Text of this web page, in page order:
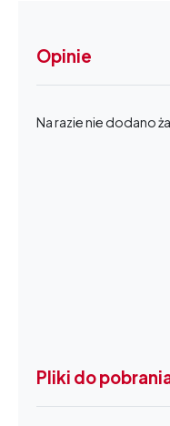
Opinie
Na razie nie dodano
Pliki do